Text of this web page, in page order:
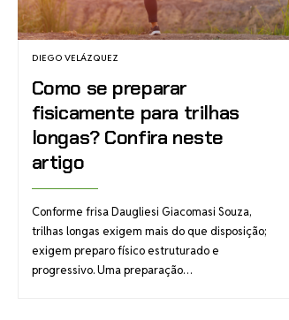
DIEGO VELÁZQUEZ
Como se preparar
fisicamente para trilhas
longas? Confira neste
artigo
Conforme frisa Daugliesi Giacomasi Souza,
trilhas longas exigem mais do que disposição;
exigem preparo físico estruturado e
progressivo. Uma preparação…